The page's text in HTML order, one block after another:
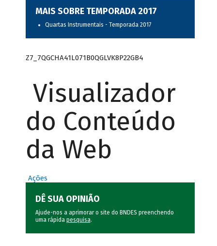
MAIS SOBRE TEMPORADA 2017
Quartas Instrumentais - Temporada 2017
Z7_7QGCHA41L071B0QGLVK8P22GB4
Visualizador
do Conteúdo
da Web
Ações
DÊ SUA OPINIÃO
Ajude-nos a aprimorar o site do BNDES preenchendo
uma rápida pesquisa.